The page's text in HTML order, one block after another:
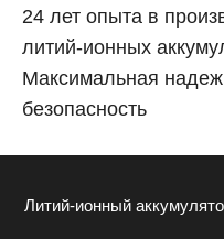
24 лет опыта в
литий-ионных
Максимальная
безопасность
Литий-ионный